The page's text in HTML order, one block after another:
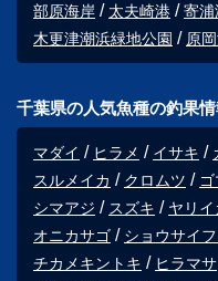
部原海岸
太夫崎港 寄浦
木更津潮浜緑地公園
原
千葉県の人気魚種の釣果情
マダイ ヒラメ イサキ
スルメイカ
クロムツ
シマアジ
スズキ ヤリイ
オニカサゴ
ショウサイ
チカメキントキ
ヒラマサ